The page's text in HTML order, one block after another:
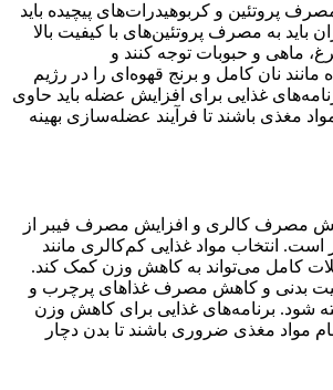
پروتئین و کربوهیدرات‌های پیچیده باید
باید به مصرف پروتئین‌های با کیفیت بالا
ماهی و حبوبات توجه کنند و
مانند نان کامل و برنج قهوه‌ای را در رژیم
غذایی برای افزایش عضله باید حاوی
مغذی باشند تا فرآیند عضله‌سازی بهینه
مصرف کالری و افزایش مصرف فیبر از
است. انتخاب مواد غذایی کم‌کالری مانند
کامل می‌تواند به کاهش وزن کمک کند.
بدنی و کاهش مصرف غذاهای پرچرب و
شود. برنامه‌های غذایی برای کاهش وزن
مواد مغذی ضروری باشند تا بدن دچار